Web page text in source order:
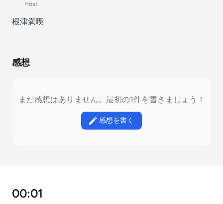
Host
根津満喫
感想
まだ感想はありません。最初の1件を書きましょう！
感想を書く
00:01